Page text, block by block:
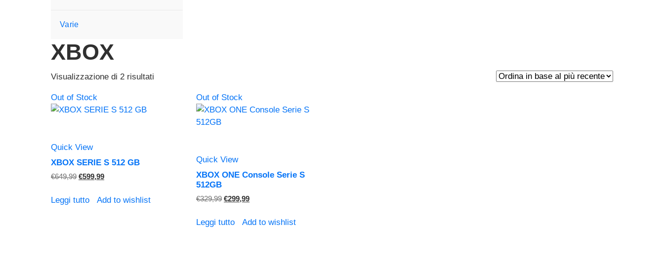
Varie
XBOX
Visualizzazione di 2 risultati
Out of Stock
Quick View
XBOX SERIE S 512 GB
€649,99 Il
originale
€599,99Il
attuale
Leggi tutto Add to wishlist
Out of Stock
Quick View
XBOX ONE Console Serie S
512GB
€329,99 Il
originale
€299,99Il
attuale
Leggi tutto Add to wishlist